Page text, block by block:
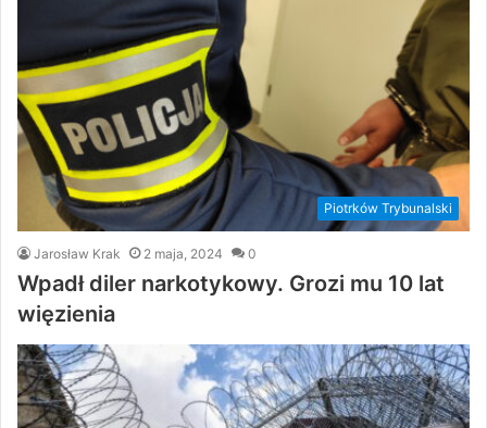
Piotrków Trybunalski
Jarosław Krak 2 maja, 2024 0
Wpadł diler narkotykowy. Grozi mu 10 lat
więzienia